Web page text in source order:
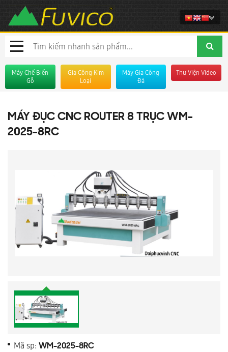
Máy Chế Biến
Gỗ
Gia Công Kim
Loại
Máy Gia Công
Đá
Thư Viện Video
MÁY ĐỤC CNC ROUTER 8 TRỤC WM-
2025-8RC
Mã sp: WM-2025-8RC